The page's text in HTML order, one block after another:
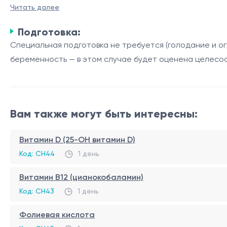
степень деформации, что важно для планирования
Компонент
Кости стопы (предплюсна, плюсна,
фаланги)
Основной
опору и
Осевая линия и свод стопы
Мягкие ткани (косвенно
визуализируемые)
Принцип метода и цели исследования
Рентгеновские лучи свободно проходят через
Читать далее
Подготовка:
Специальная подготовка не требуется (голодание и
беременность — в этом случае будет оценена
Вам также могут быть интересны:
Витамин D (25-OH витамин D)
Код: CH44 1 день
Витамин B12 (цианокобаламин)
Код: CH43 1 день
Фолиевая кислота